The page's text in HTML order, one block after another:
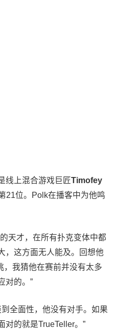
线上混合游戏巨匠Timofey
21位。Polk在播客中为他鸣
天才，在所有扑克变体中都
，这方面无人能及。回想他
，我猜他在赛前并没有太多
对的。”
全面性，他没有对手。如果
对的就是TrueTeller。”